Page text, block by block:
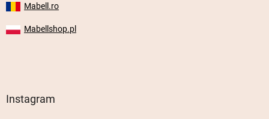
Mabell.ro
Mabellshop.pl
Instagram